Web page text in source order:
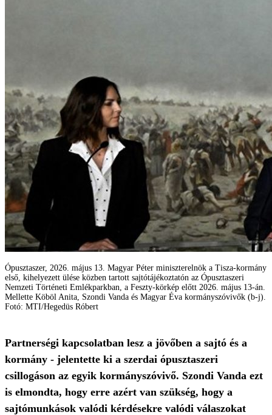
Ópusztaszer, 2026. május 13. Magyar Péter miniszterelnök a Tisza-kormány
első, kihelyezett ülése közben tartott sajtótájékoztatón az Ópusztaszeri
Nemzeti Történeti Emlékparkban, a Feszty-körkép előtt 2026. május 13-án.
Mellette Köböl Anita, Szondi Vanda és Magyar Éva kormányszóvivők (b-j).
Fotó: MTI/Hegedüs Róbert
Partnerségi kapcsolatban lesz a jövőben a sajtó és a
kormány - jelentette ki a szerdai ópusztaszeri
csillogáson az egyik kormányszóvivő. Szondi Vanda ezt
is elmondta, hogy erre azért van szükség, hogy a
sajtómunkások valódi kérdésekre valódi válaszokat